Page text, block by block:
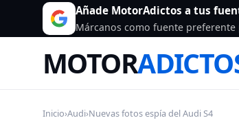
Añade MotorAdictos a tus
Márcanos como fuente
MOTOR
Inicio›Audi›Nuevas fotos espía del Audi S4